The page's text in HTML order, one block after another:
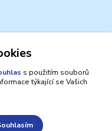
s použitím souborů
týkající se Vašich